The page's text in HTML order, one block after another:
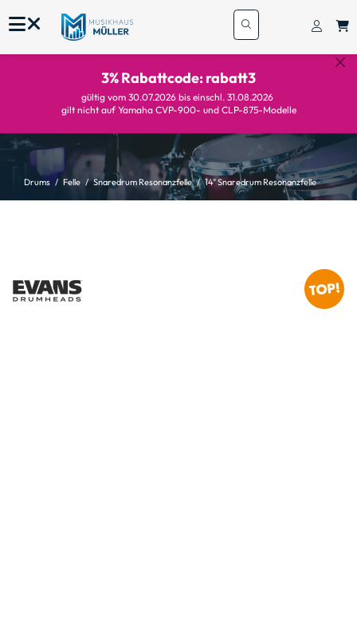
3% Rabattcode: rabatt3
gültig vom 30.07.2026 bis einschl. 31.08.2026
gilt nicht auf Yamaha CVP-900- und CLP-875-Modelle
Drums Felle Snaredrum Resonanzfelle 14" Snaredrum Resonanzfelle